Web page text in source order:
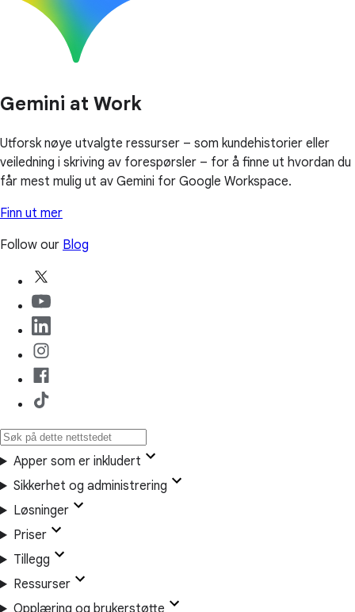
Gemini at Work
Utforsk nøye utvalgte ressurser – som kundehistorier eller
veiledning i skriving av forespørsler – for å finne ut hvordan du
får mest mulig ut av Gemini for Google Workspace.
Finn ut mer
Follow our Blog
Apper som er inkludert
Sikkerhet og administrering
Løsninger
Priser
Tillegg
Ressurser